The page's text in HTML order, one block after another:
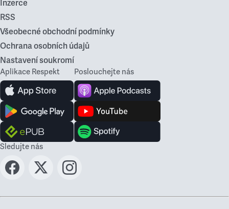
Inzerce
RSS
Všeobecné obchodní podmínky
Ochrana osobních údajů
Nastavení soukromí
Aplikace Respekt Poslouchejte nás
Sledujte nás